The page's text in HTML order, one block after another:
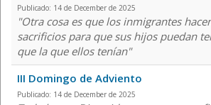
Publicado: 14 de December de 2025
"Otra cosa es que los inmigrantes
sacrificios para que sus hijos puedan
que la que ellos tenían"
III Domingo de Adviento
Publicado: 14 de December de 2025